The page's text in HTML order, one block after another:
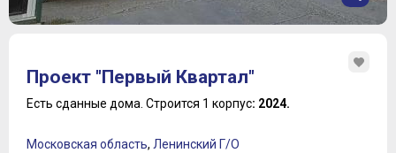
3
4
6
Проект "Первый Квартал"
Есть сданные дома. Строится 1 корпус: 2024.
Московская область, Ленинский Г/О